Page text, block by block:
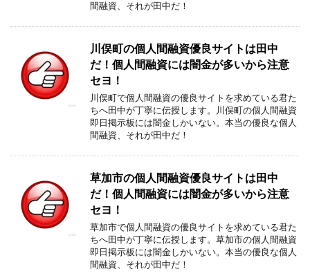
間融資、それが田中だ！
川俣町の個人間融資優良サイトは田中
だ！個人間融資には闇金が多いから注意
セヨ！
川俣町で個人間融資の優良サイトを求めている君た
ちへ田中が丁寧に伝授します。川俣町の個人間融資
即日掲示板には闇金しかいない。本当の優良な個人
間融資、それが田中だ！
草加市の個人間融資優良サイトは田中
だ！個人間融資には闇金が多いから注意
セヨ！
草加市で個人間融資の優良サイトを求めている君た
ちへ田中が丁寧に伝授します。草加市の個人間融資
即日掲示板には闇金しかいない。本当の優良な個人
間融資、それが田中だ！